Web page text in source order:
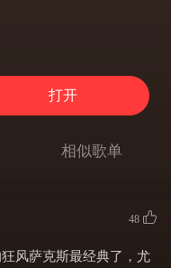
打开
相似歌单
48
风萨克斯最经典了，尤